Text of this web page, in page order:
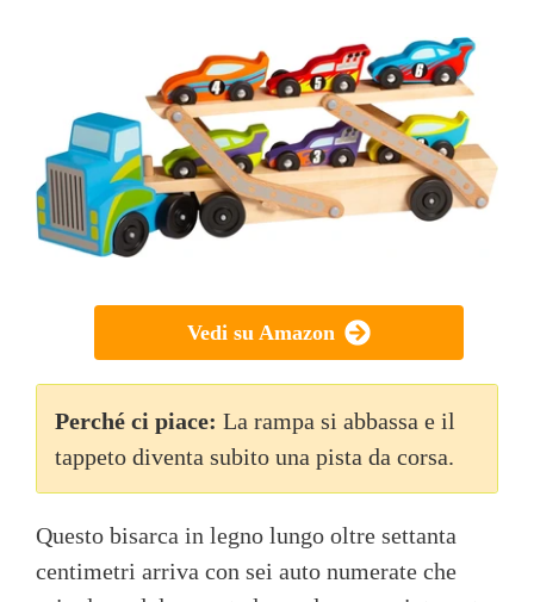
Vedi su Amazon
Perché ci piace: La rampa si abbassa e il
tappeto diventa subito una pista da corsa.
Questo bisarca in legno lungo oltre settanta
centimetri arriva con sei auto numerate che